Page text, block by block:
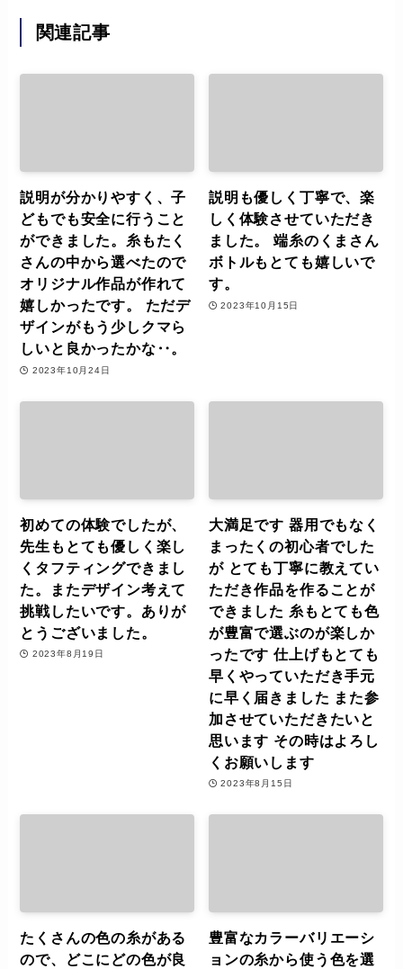
関連記事
説明が分かりやすく、子
どもでも安全に行うこと
ができました。糸もたく
さんの中から選べたので
オリジナル作品が作れて
嬉しかったです。 ただデ
ザインがもう少しクマら
しいと良かったかな‥。
2023年10月24日
説明も優しく丁寧で、楽
しく体験させていただき
ました。 端糸のくまさん
ボトルもとても嬉しいで
す。
2023年10月15日
初めての体験でしたが、
先生もとても優しく楽し
くタフティングできまし
た。またデザイン考えて
挑戦したいです。ありが
とうございました。
2023年8月19日
大満足です 器用でもなく
まったくの初心者でした
が とても丁寧に教えてい
ただき作品を作ることが
できました 糸もとても色
が豊富で選ぶのが楽しか
ったです 仕上げもとても
早くやっていただき手元
に早く届きました また参
加させていただきたいと
思います その時はよろし
くお願いします
2023年8月15日
たくさんの色の糸がある
ので、どこにどの色が良
豊富なカラーバリエーシ
ョンの糸から使う色を選